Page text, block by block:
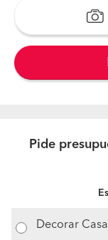
Pide
Decorar Casa